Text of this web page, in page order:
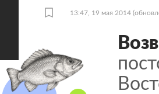
13:47, 19 мая 2014